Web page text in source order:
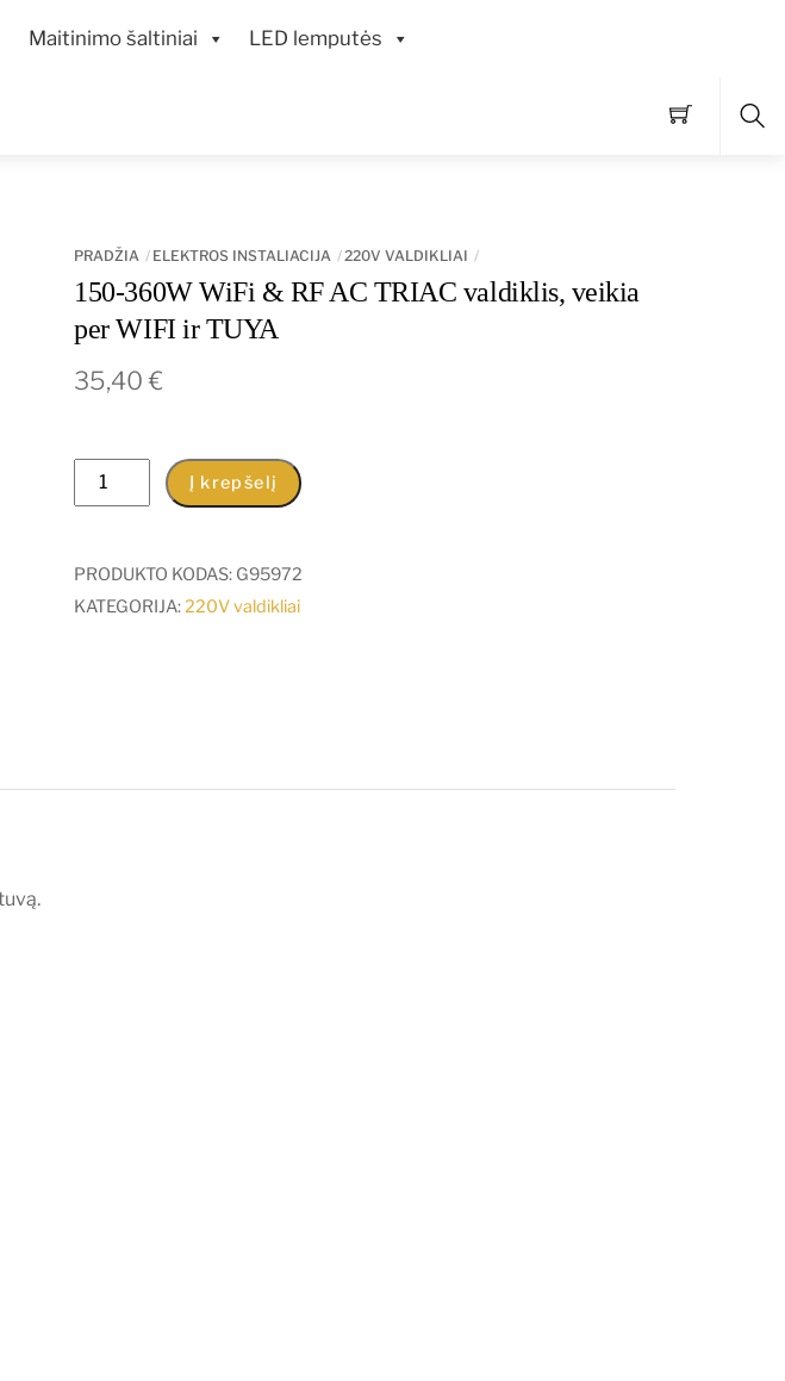
Maitinimo šaltiniai LED lemputės
PRADŽIA ELEKTROS INSTALIACIJA 220V VALDIKLIAI
150-360W WiFi & RF AC TRIAC valdiklis, veikia
per WIFI ir TUYA
35,40€
produkto
kiekis:
360W
WiFi
veikia
Į krepšelį
PRODUKTO KODAS: G95972
KATEGORIJA:220V valdikliai